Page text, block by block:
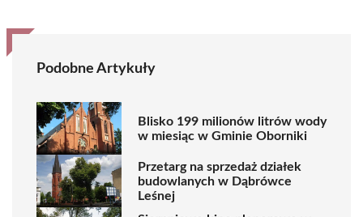
Podobne Artykuły
Blisko 199 milionów litrów wody
w miesiąc w Gminie Oborniki
Przetarg na sprzedaż działek
budowlanych w Dąbrówce
Leśnej